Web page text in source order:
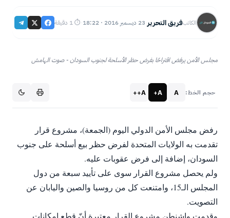
الكاتبفريق التحرير·23 ديسمبر 2016 · 18:22 ·⏱ 1 دقيقة
مجلس الأمن يرفض اقتراحًا بفرض حظر الأسلحة لجنوب السودان - صوت الهامش
حجم الخط: A
A+
A++
رفض مجلس الأمن الدولي اليوم (الجمعة)، مشروع قرار
تقدمت به الولايات المتحدة لفرض حظر بيع أسلحة على جنوب
السودان، إضافة إلى فرض عقوبات عليه.
ولم يحصل مشروع القرار سوى على تأييد سبعة من دول
المجلس الـ15، وامتنعت كل من روسيا والصين واليابان عن
التصويت.
وقدمت واشنطن مشروع القرار معتبرة أنّ قطع إمكانات